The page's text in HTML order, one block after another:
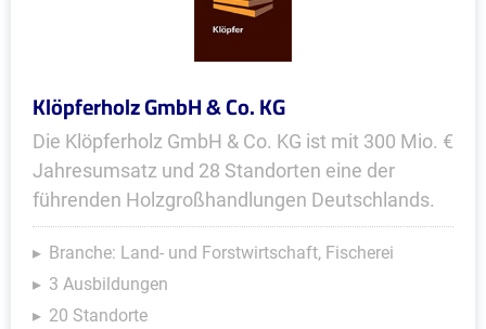
Klöpferholz GmbH & Co. KG
Die Klöpferholz GmbH & Co. KG ist mit 300 Mio. €
Jahresumsatz und 28 Standorten eine der
führenden Holzgroßhandlungen Deutschlands.
Branche: Land- und Forstwirtschaft, Fischerei
3 Ausbildungen
20 Standorte